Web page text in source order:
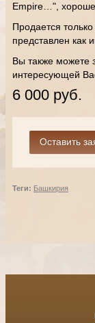
Empire…",
Продается
представлен как
Вы также можете
интересующей
6 000 руб.
Теги: Башкирия